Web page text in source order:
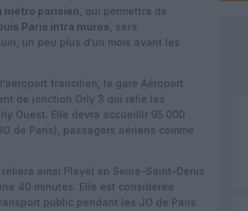
métro parisien , qui permettra de
Paris intra muros , sera
un peu plus d’un mois avant les
francilien, la gare Aéroport
de jonction Orly 3 qui relie les
Ouest. Elle devra accueillir 95 000
de Paris), passagers aériens comme
ainsi Pleyel en Seine-Saint-Denis
40 minutes. Elle est considérée
public pendant les JO de Paris